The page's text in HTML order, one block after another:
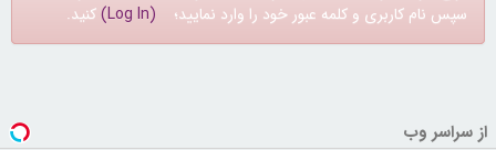
سپس نام کاربری و کلمه عبور خود را وارد نمایید؛ (Log In) کنید.
از سراسر وب